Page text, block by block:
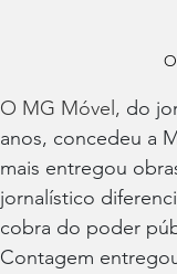
O MG Móvel, do
anos, concedeu a
mais entregou
jornalístico
cobra do poder
Contagem